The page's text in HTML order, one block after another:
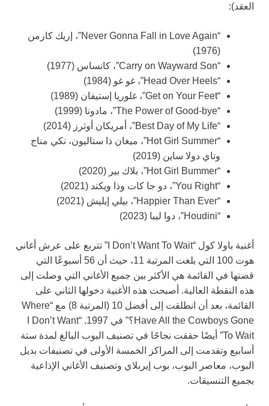
العقد):
“Never Gonna Fall in Love Again”، إريك كارمن
(1976)
“Carry on Wayward Son”، كانساس (1977)
“Head Over Heels”، غو غو (1984)
“Get on Your Feet”، غلوريا إستيفان (1989)
“The Power of Good-bye”، مادونا (1999)
“Best Day of My Life”، أمريكان أوثرز (2014)
“Hot Girl Summer”، ميغان ذا ستاليون، نكي مناج
وتاي دولا ساين (2019)
“Hot Girl Bummer”، بلاك بير (2020)
“You Right”، دو جا كات وذا ويكند (2021)
“Happier Than Ever”، بيلي إيليش (2021)
“Houdini”، دوا ليبا (2023)
أغنية باولا كول “I Don’t Want To Wait” تتربع على عرش أغاني
هوت 100 التي بلغت المرتبة 11، حيث أن 56 أسبوعًا التي
قضتها في القائمة هي الأكثر بين جميع الأغاني التي وصلت إلى
هذه النقطة العالية. أصبحت هذه الأغنية دخولها الثاني على
القائمة، بعد أن انطلقت إلى أفضل 10 (المرتبة 8) مع “Where
Have All the Cowboys Gone؟” في 1997. “I Don’t Want
To Wait” أيضًا حققت نجاحًا في تصنيف البوب البالغ لمدة ستة
أسابيع وتقدمت إلى المراكز الخمسة الأولى في تصنيفات بديل
البوب، معاصر البوب، بوب إيربلاي وتصنيف الأغاني الإذاعية
بجميع التنسيقات.